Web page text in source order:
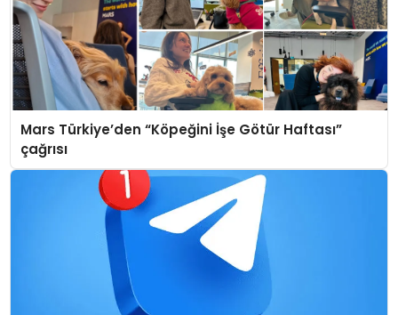
Mars Türkiye’den “Köpeğini İşe Götür Haftası”
çağrısı